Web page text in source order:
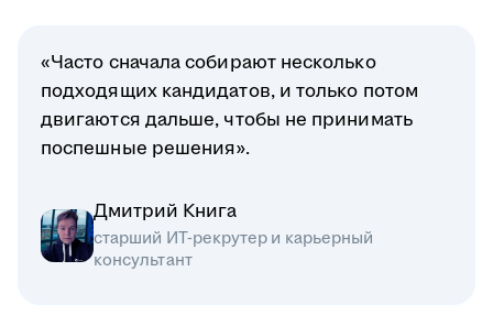
«Часто сначала собирают несколько
подходящих кандидатов, и только потом
двигаются дальше, чтобы не принимать
поспешные решения».
Дмитрий Книга
старший ИТ-рекрутер и карьерный
консультант